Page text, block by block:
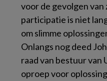
voor de gevolgen
participatie is niet
om slimme
Onlangs nog deed
raad van bestuur van
oproep voor